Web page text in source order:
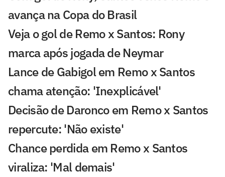
avança na Copa do Brasil
Veja o gol de Remo x Santos: Rony
marca após jogada de Neymar
Lance de Gabigol em Remo x Santos
chama atenção: 'Inexplicável'
Decisão de Daronco em Remo x Santos
repercute: 'Não existe'
Chance perdida em Remo x Santos
viraliza: 'Mal demais'